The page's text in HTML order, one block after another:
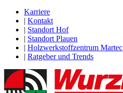
Karriere
| Kontakt
| Standort Hof
| Standort Plauen
| Holzwerkstoffzentrum Martec
| Ratgeber und Trends